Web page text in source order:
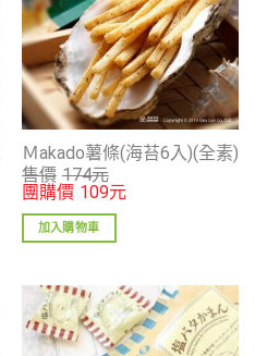
Ｍakado薯條(海苔6入)(全素)
售價 174元
團購價 109元
加入購物車